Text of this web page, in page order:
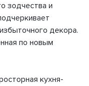
зодчества и
декора.
по новым
кухня-